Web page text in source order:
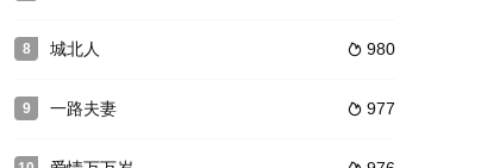
8  980
城北人
9  977
一路夫妻